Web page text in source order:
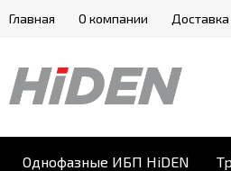
Главная О компании Доставка
Однофазные ИБП HiDEN